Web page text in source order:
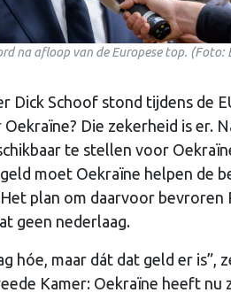
na afloop van de Europese top. (Foto:
Dick Schoof stond tijdens de
Die zekerheid is er.
te stellen voor
moet Oekraïne helpen de
plan om daarvoor bevroren
geen nederlaag.
hóe, maar dát dat geld er is”,
Kamer: Oekraïne heeft